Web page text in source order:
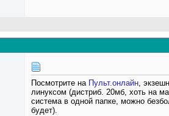
Посмотрите на Пульт.онлайн,
линуксом (дистриб. 20мб, хоть на
система в одной папке, можно
будет).